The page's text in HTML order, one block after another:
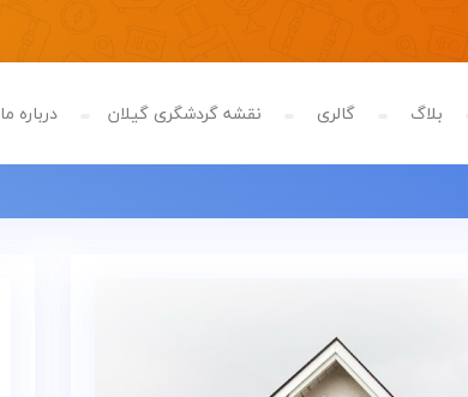
بلاگ گالری نقشه گردشگری گیلان درباره ما